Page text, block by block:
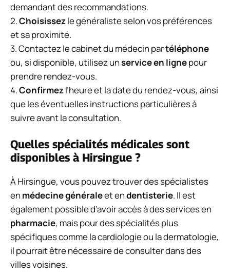
demandant des recommandations.
2.Choisissezle généraliste selon vos préférences
et sa proximité.
3. Contactez le cabinet du médecin partéléphone
ou, si disponible, utilisez unservice en lignepour
prendre rendez-vous.
4.Confirmezl’heure et la date du rendez-vous, ainsi
que les éventuelles instructions particulières à
suivre avant la consultation.
Quelles spécialités médicales sont
disponibles à Hirsingue ?
À Hirsingue, vous pouvez trouver des spécialistes
en médecine généraleet endentisterie. Il est
également possible d’avoir accès à des services en
pharmacie, mais pour des spécialités plus
spécifiques comme la cardiologie ou la dermatologie,
il pourrait être nécessaire de consulter dans des
villes voisines.